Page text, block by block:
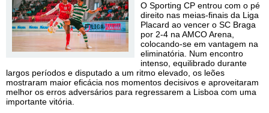
O Sporting CP entrou com o pé
direito nas meias-finais da Liga
Placard ao vencer o SC Braga
por 2-4 na AMCO Arena,
colocando-se em vantagem na
eliminatória. Num encontro
intenso, equilibrado durante
largos períodos e disputado a um ritmo elevado, os leões
mostraram maior eficácia nos momentos decisivos e aproveitaram
melhor os erros adversários para regressarem a Lisboa com uma
importante vitória.